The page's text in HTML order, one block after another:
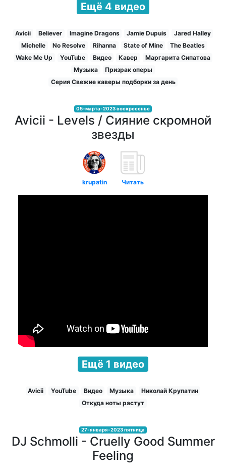
Ещё 4 видео
Avicii Believer Imagine Dragons Jamie Dupuis
Jared Halley
Michelle
No Resolve Rihanna State of Mine
The Beatles
Wake Me Up
YouTube Видео Кавер
Маргарита Сипатова
Музыка
Призрак оперы
Серия Свежие каверы подборки за день
05-марта-2023 воскресенье
Avicii - Levels / Сияние скромной
звезды
krupatin Читать
Ещё 1 видео
Avicii YouTube Видео Музыка
Николай Крупатин
Откуда ноты растут
27-января-2023 пятница
DJ Schmolli - Cruelly Good Summer
Feeling